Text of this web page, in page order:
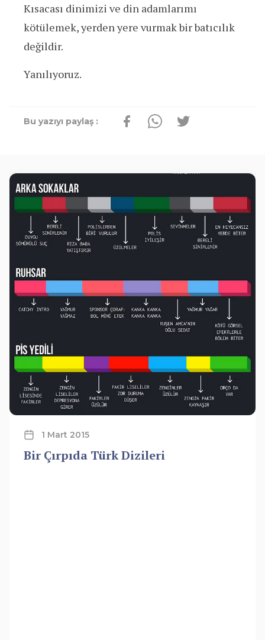
Bu yazıyı paylaş :
Kısacası dinimizi ve din adamlarımı
kötülemek, yerden yere vurmak bir batıcılık
değildir.
Yanılıyoruz.
1 Mart 2015
Bir Çırpıda Türk Dizileri